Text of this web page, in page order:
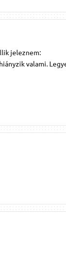
jeleznem:
valami.